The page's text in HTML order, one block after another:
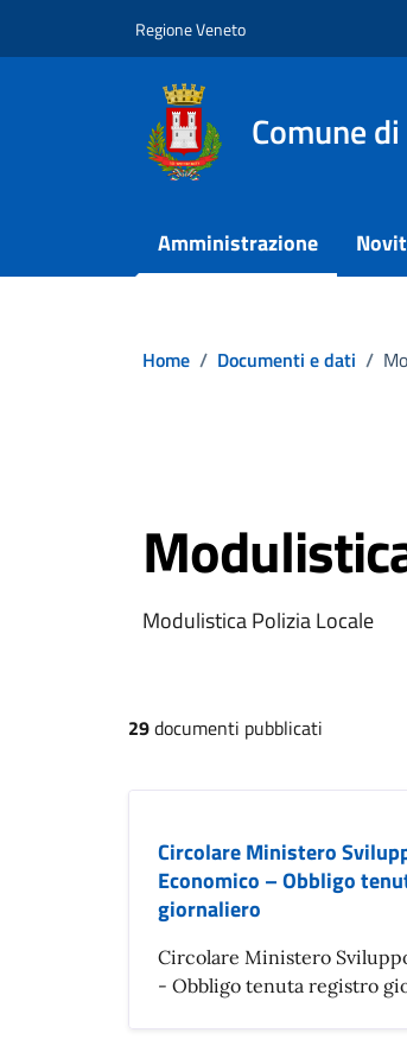
Regione Veneto
Comune
Amministrazione
Home / Documenti e dati /
Modulistica Polizia Locale
29documenti pubblicati
Circolare Ministero
Economico – Obbligo
giornaliero
Circolare Ministero
- Obbligo tenuta registro